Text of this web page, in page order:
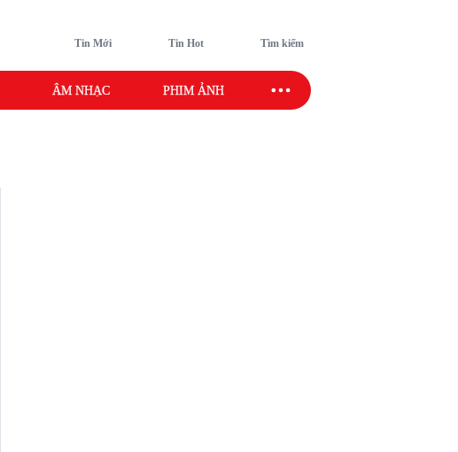
Tin Mới Tin Hot Tìm kiếm
ÂM NHẠC PHIM ẢNH SAO SPORT